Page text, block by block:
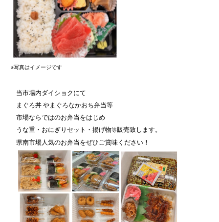
※写真はイメージです
当市場内ダイショクにて
まぐろ丼 やまぐろなかおち弁当等
市場ならではのお弁当をはじめ
うな重・おにぎりセット・揚げ物等販売致します。
県南市場人気のお弁当をぜひご賞味ください！